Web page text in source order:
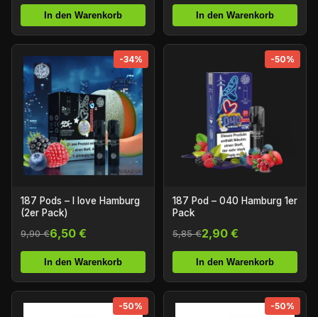
In den Warenkorb In den Warenkorb
-34%
187 Pods – I love Hamburg
(2er Pack)
9,90 €6,50 €
In den Warenkorb
-50%
187 Pod – 040 Hamburg 1er
Pack
5,85 €2,90 €
In den Warenkorb
-50% -50%